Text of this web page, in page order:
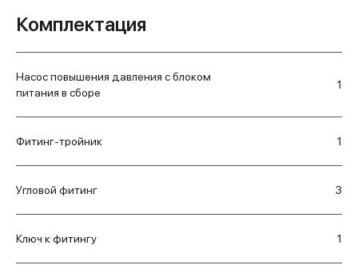
Комплектация
Насос повышения давления с блоком
питания в сборе
1
Фитинг-тройник 1
Угловой фитинг 3
Ключ к фитингу 1